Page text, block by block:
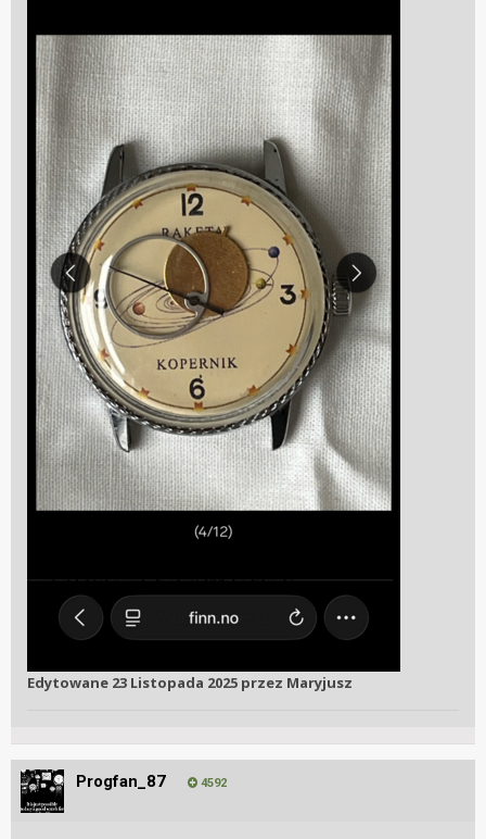
Edytowane 23 Listopada 2025 przez Maryjusz
Progfan_87 4592